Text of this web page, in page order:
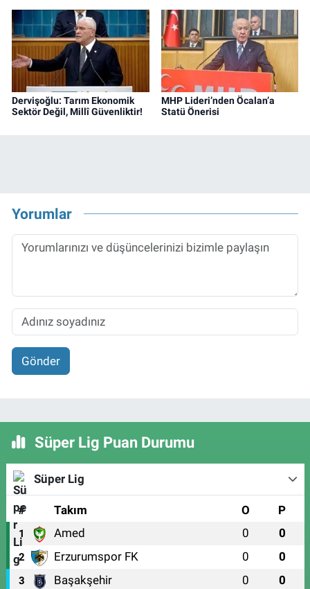
Dervişoğlu: Tarım Ekonomik
Sektör Değil, Millî Güvenliktir!
MHP Lideri’nden Öcalan’a
Statü Önerisi
Yorumlar
Gönder
Süper Lig Puan Durumu
Süper Lig
# Takım O P
1 Amed 0 0
2 Erzurumspor FK 0 0
3 Başakşehir 0 0